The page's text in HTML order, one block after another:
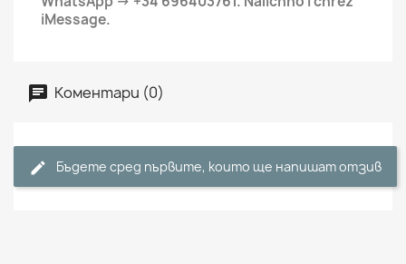
iMessage.
Коментари (0)
Бъдете сред първите, които ще напишат отзив